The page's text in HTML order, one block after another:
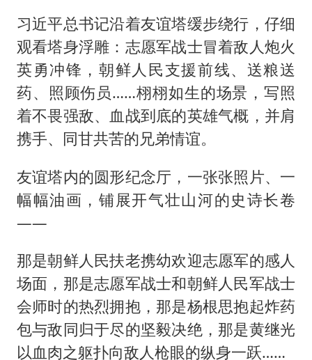
习近平总书记沿着友谊塔缓步绕行，仔细
观看塔身浮雕：志愿军战士冒着敌人炮火
英勇冲锋，朝鲜人民支援前线、送粮送
药、照顾伤员……栩栩如生的场景，写照
着不畏强敌、血战到底的英雄气概，并肩
携手、同甘共苦的兄弟情谊。
友谊塔内的圆形纪念厅，一张张照片、一
幅幅油画，铺展开气壮山河的史诗长卷
——
那是朝鲜人民扶老携幼欢迎志愿军的感人
场面，那是志愿军战士和朝鲜人民军战士
会师时的热烈拥抱，那是杨根思抱起炸药
包与敌同归于尽的坚毅决绝，那是黄继光
以血肉之躯扑向敌人枪眼的纵身一跃……